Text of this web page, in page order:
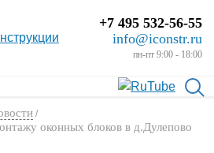
+7 495 532-56-55
info@iconstr.ru
пн-пт 9:00 - 18:00
/
оконных блоков в д.Дулепово